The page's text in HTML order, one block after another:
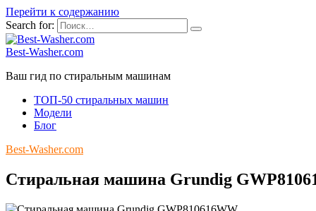
Перейти к содержанию
Search for:
Best-Washer.com
Ваш гид по стиральным машинам
ТОП-50 стиральных машин
Модели
Блог
Best-Washer.com
Стиральная машина Grundig